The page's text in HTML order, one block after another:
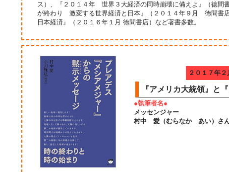
ス）、『２０１４年 世界３大経済の同時崩壊に備えよ』（徳間
が終わり 激変する世界経済と日本』（２０１４年９月 徳間書
日本経済』（２０１６年１月 徳間書店）など著書多数。
２０１７年
『アメリカ大統領』と
●執筆者名●
メッセンジャー
村中 愛（むらなか あい）さ